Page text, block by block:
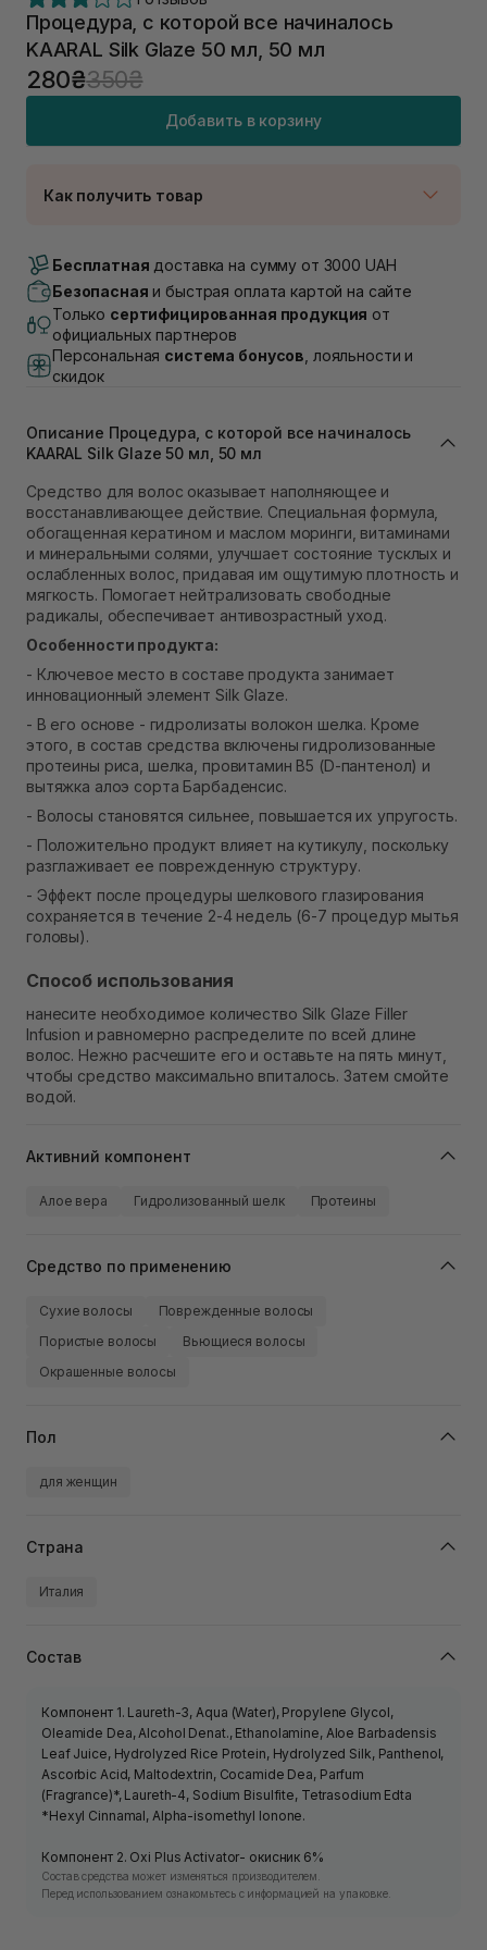
Процедура, с которой все начиналось
KAARAL Silk Glaze 50 мл, 50 мл
280₴350₴
Добавить в корзину
Как получить товар
Нет в наличии!
Самовывоз г. Луцк, Винниченка 4
Самовывоз г. Львов, ул. Академика Подстригача,
1В (Duck's Lake)
Нет в наличии!
Самовывоз Львов (Ивана Франко 36)
Самовывоз г. Львов ул. Степана Бандеры 43
В наличии
В наличии
Самовывоз г. Ровно, ул. Кулика и Гудачека 23 (ТЦ
Экватор)
Нет в наличии!
Бесплатная доставка на сумму от 3000 UAH
Безопасная и быстрая оплата картой на сайте
Только сертифицированная продукция от
официальных партнеров
Персональная система бонусов , лояльности и
скидок
Описание Процедура, с которой все начиналось
KAARAL Silk Glaze 50 мл, 50 мл
Средство для волос оказывает наполняющее и
восстанавливающее действие. Специальная формула,
обогащенная кератином и маслом моринги, витаминами
и минеральными солями, улучшает состояние тусклых и
ослабленных волос, придавая им ощутимую плотность и
мягкость. Помогает нейтрализовать свободные
радикалы, обеспечивает антивозрастный уход.
Особенности продукта:
- Ключевое место в составе продукта занимает
инновационный элемент Silk Glaze.
- В его основе - гидролизаты волокон шелка. Кроме
этого, в состав средства включены гидролизованные
протеины риса, шелка, провитамин В5 (D-пантенол) и
вытяжка алоэ сорта Барбаденсис.
- Волосы становятся сильнее, повышается их упругость.
- Положительно продукт влияет на кутикулу, поскольку
разглаживает ее поврежденную структуру.
- Эффект после процедуры шелкового глазирования
сохраняется в течение 2-4 недель (6-7 процедур мытья
головы).
Способ использования
нанесите необходимое количество Silk Glaze Filler
Infusion и равномерно распределите по всей длине
волос. Нежно расчешите его и оставьте на пять минут,
чтобы средство максимально впиталось. Затем смойте
водой.
Активний компонент
Алое вера Гидролизованный шелк Протеины
Средство по применению
Сухие волосы
Поврежденные волосы
Пористые волосы
Вьющиеся волосы
Окрашенные волосы
Пол
для женщин
Страна
Италия
Состав
Компонент 1. Laureth-3, Aqua (Water), Propylene Glycol,
Oleamide Dea, Alcohol Denat., Ethanolamine, Aloe Barbadensis
Leaf Juice, Hydrolyzed Rice Protein, Hydrolyzed Silk, Panthenol,
Ascorbic Acid, Maltodextrin, Cocamide Dea, Parfum
(Fragrance)*, Laureth-4, Sodium Bisulfite, Tetrasodium Edta
*Hexyl Cinnamal, Alpha-isomethyl Ionone.
Компонент 2. Oxi Plus Activator- окисник 6%
Состав средства может изменяться производителем.
Перед использованием ознакомьтесь с информацией на упаковке.